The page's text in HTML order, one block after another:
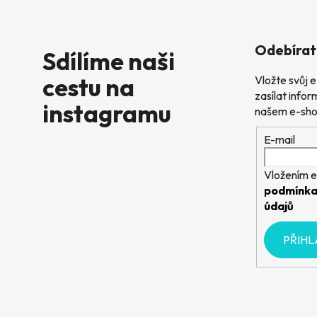
Sdílíme naši
cestu na
instagramu
Vložte svůj
zasílat
našem e-
E-mail
Vložením
údajů